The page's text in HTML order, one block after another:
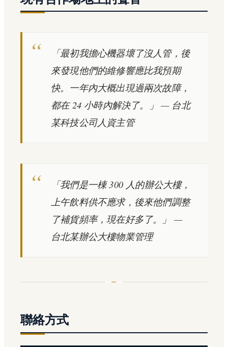
「最初我擔心機器壞了沒人管，後
來發現他們的維修響應比我預期
快。一年內大概出現過兩次故障，
都在 24 小時內解決了。」 — 台北
某科技公司人資主管
「我們是一棟 300 人的辦公大樓，
上午飲料供不應求，後來他們調整
了補貨頻率，現在好多了。」 —
台北某辦公大樓物業管理
聯絡方式